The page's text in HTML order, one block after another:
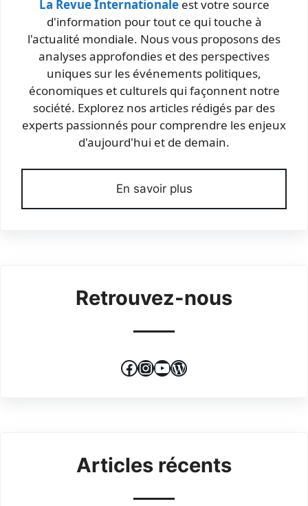
La Revue Internationaleest votre source
d'information pour tout ce qui touche à
l'actualité mondiale. Nous vous proposons des
analyses approfondies et des perspectives
uniques sur les événements politiques,
économiques et culturels qui façonnent notre
société. Explorez nos articles rédigés par des
experts passionnés pour comprendre les enjeux
d'aujourd'hui et de demain.
En savoir plus
Retrouvez-nous
Facebook
Instagram
YouTube
WordPress
Articles récents